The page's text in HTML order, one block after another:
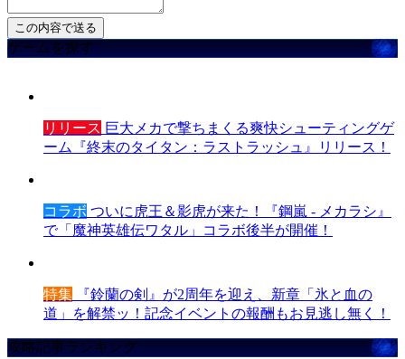
ゲームを探す
リリース 巨大メカで撃ちまくる爽快シューティングゲ
ーム『終末のタイタン：ラストラッシュ』リリース！
コラボ ついに虎王＆影虎が来た！『鋼嵐 - メカラシ』
で「魔神英雄伝ワタル」コラボ後半が開催！
特集 『鈴蘭の剣』が2周年を迎え、新章「氷と血の
道」を解禁ッ！記念イベントの報酬もお見逃し無く！
攻略記事ランキング